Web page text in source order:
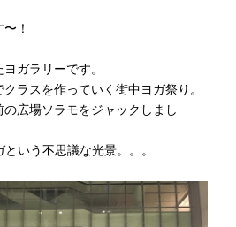
！
ガラリーです。
ラスを作っていく街中ヨガ祭り。
広場ソラモをジャックしまし
いう不思議な光景。。。